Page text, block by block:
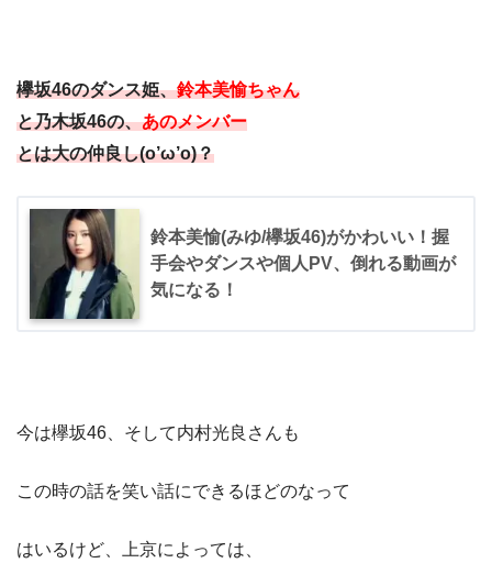
欅坂46のダンス姫、鈴本美愉ちゃん
と乃木坂46の、あのメンバー
とは大の仲良し(o’ω’o)？
鈴本美愉(みゆ/欅坂46)がかわいい！握
手会やダンスや個人PV、倒れる動画が
気になる！
今は欅坂46、そして内村光良さんも
この時の話を笑い話にできるほどのなって
はいるけど、上京によっては、